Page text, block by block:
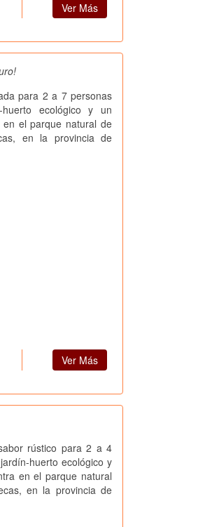
Ver Más
para 2 a 7 personas
ecológico y un
en el parque natural de
en la provincia de
Ver Más
rústico para 2 a 4
huerto ecológico y
en el parque natural
en la provincia de